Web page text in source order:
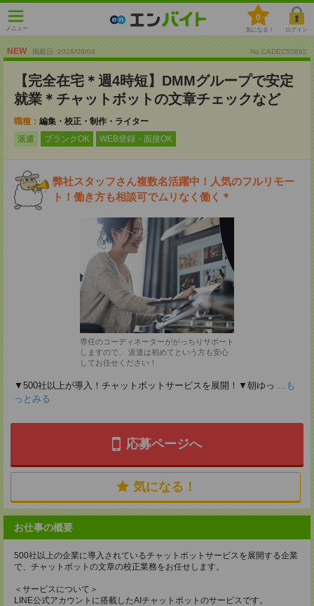
メニュー
0
気になる！ ログイン
NEW 掲載日 :2026/08/04 No.CADEC55892
【完全在宅＊週4時短】DMMグループで安定
就業＊チャットボットの文章チェックなど
職種： 編集・校正・制作・ライター
派遣
ブランクOK WEB登録・面接OK
弊社スタッフさん複数名活躍中！人気のフルリモー
ト！働き方も相談可でムリなく働く＊
専任のコーディネーターががっちりサポート
しますので、 派遣は初めてという方も安心
してお任せください！
▼500社以上が導入！チャットボットサービスを展開！▼朝ゆっ ...も
っとみる
応募ページへ
気になる！
お仕事の概要
500社以上の企業に導入されているチャットボットサービスを展開する企業
で、チャットボットの文章の校正業務をお任せします。
＜サービスについて＞
LINE公式アカウントに搭載したAIチャットボットのサービスです。